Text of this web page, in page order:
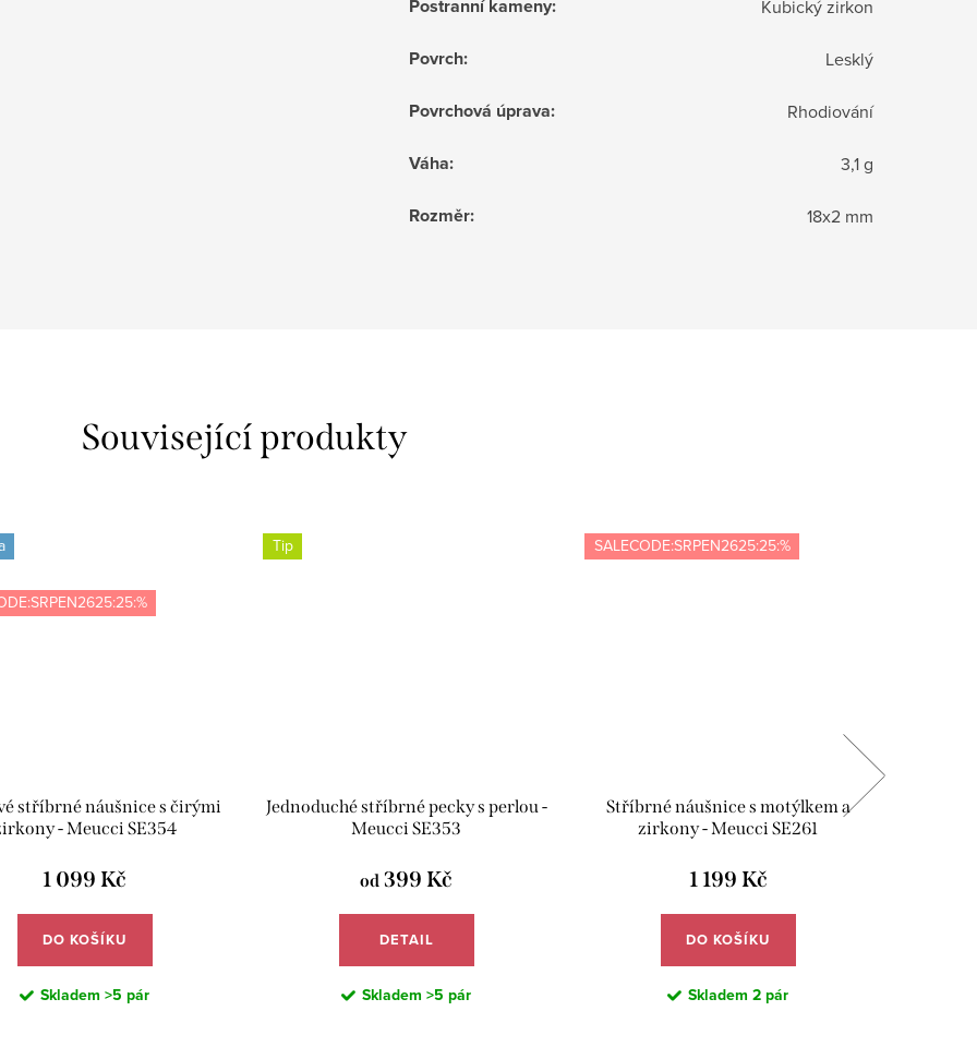
Postranní kameny: Kubický zirkon
Povrch: Lesklý
Povrchová úprava: Rhodiování
Váha: 3,1 g
Rozměr: 18x2 mm
Související produkty
stříbrné náušnice s čirými
- Meucci SE354
1 099 Kč
DO KOŠÍKU
Skladem >5 pár
Tip
Jednoduché stříbrné pecky s perlou -
Meucci SE353
od 399 Kč
DETAIL
Skladem >5 pár
SALECODE:SRPEN2625:25:%
Stříbrné náušnice s motýlkem a
zirkony - Meucci SE261
1 199 Kč
DO KOŠÍKU
Skladem 2 pár